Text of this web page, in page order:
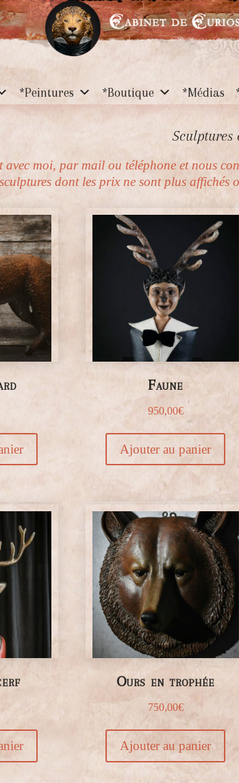
*Peintures *Boutique *Médias
Sculptures
moi, par mail ou téléphone et nous
dont les prix ne sont plus affichés
Faune
950,00€
Ajouter au panier
Ours en trophée
750,00€
Ajouter au panier